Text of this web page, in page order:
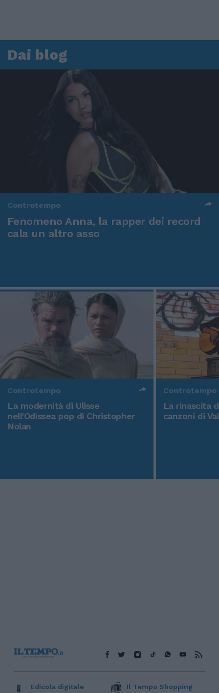
Dai blog
Controtempo
Fenomeno Anna, la rapper dei record
cala un altro asso
Controtempo
La modernità di Ulisse
nell'Odissea pop di Christopher
Nolan
Controtempo
La rinascita
canzoni di
Edicola digitale Il Tempo Shopping